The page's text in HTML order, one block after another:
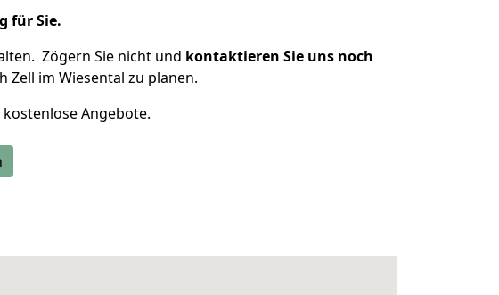
für Sie.
Zögern Sie nicht und kontaktieren Sie uns noch
im Wiesental zu planen.
Angebote.